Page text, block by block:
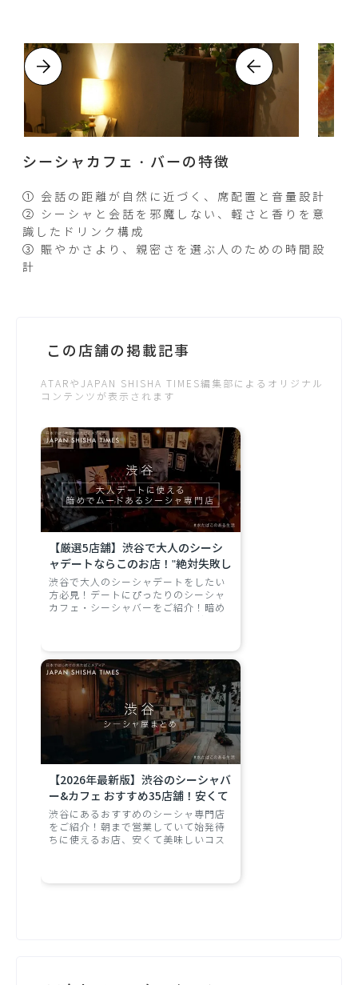
シーシャカフェ・バーの特徴
① 会話の距離が自然に近づく、席配置と音量設計
② シーシャと会話を邪魔しない、軽さと香りを意
識したドリンク構成
③ 賑やかさより、親密さを選ぶ人のための時間設
計
この店舗の掲載記事
ATARやJAPAN SHISHA TIMES編集部によるオリジナル
コンテンツが表示されます
【厳選5店舗】渋谷で大人のシーシ
ャデートならこのお店！"絶対失敗し
ない"デートにぴったりのシーシャカ
フェ・シーシャバーをご紹介！
渋谷で大人のシーシャデートをしたい
方必見！デートにぴったりのシーシャ
カフェ・シーシャバーをご紹介！暗め
【2026年最新版】渋谷のシーシャバ
ー&カフェ おすすめ35店舗！安くて
コスパが良い・デートに人気・おし
ゃれ・朝まで営業・個室ありなど
様々な店舗をご紹介！
渋谷にあるおすすめのシーシャ専門店
をご紹介！朝まで営業していて始発待
ちに使えるお店、安くて美味しいコス